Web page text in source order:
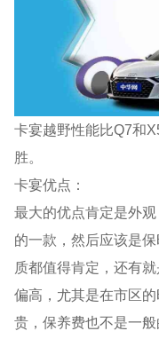
卡宴越野性能比Q7和
胜。
卡宴优点：
最大的优点肯定是外
的一款，然后应该是
质都值得肯定，还有
偏高，尤其是在市区
贵，保养费也不是一